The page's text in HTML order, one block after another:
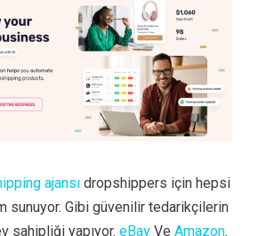
ajansı dropshippers için hepsi
sunuyor. Gibi güvenilir tedarikçilerin
sahipliği yapıyor. eBay Ve Amazon.